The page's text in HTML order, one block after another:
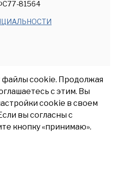
81564
cookie. Продолжая
с этим. Вы
cookie в своем
вы согласны с
кнопку «принимаю».